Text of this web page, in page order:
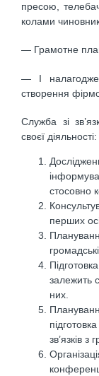
пресою,
колами
— Грамотне
— І
створення
Служба зі
своєї діяльності:
стосовно
перших
залежить
них.
зв’язків з